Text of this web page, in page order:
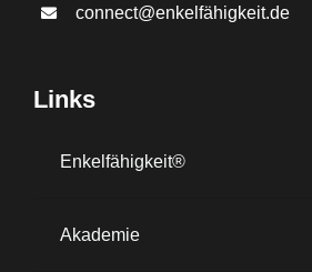
connect@enkelfähigkeit.de
Links
Enkelfähigkeit®
Akademie